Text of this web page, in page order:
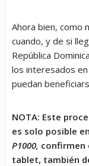
Ahora bien, como
cuando, y de si
República
los interesados
puedan
NOTA: Este
es solo posible
P1000, confirmen
tablet, también